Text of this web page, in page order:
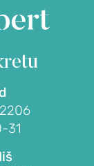
31